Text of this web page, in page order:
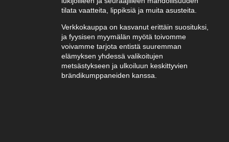
tilata vaatteita, lippiksiä ja muita asusteita.
Verkkokauppa on kasvanut erittäin suosituksi,
ja fyysisen myymälän myötä toivomme
voivamme tarjota entistä suuremman
elämyksen yhdessä valikoitujen
metsästykseen ja ulkoiluun keskittyvien
brändikumppaneiden kanssa.